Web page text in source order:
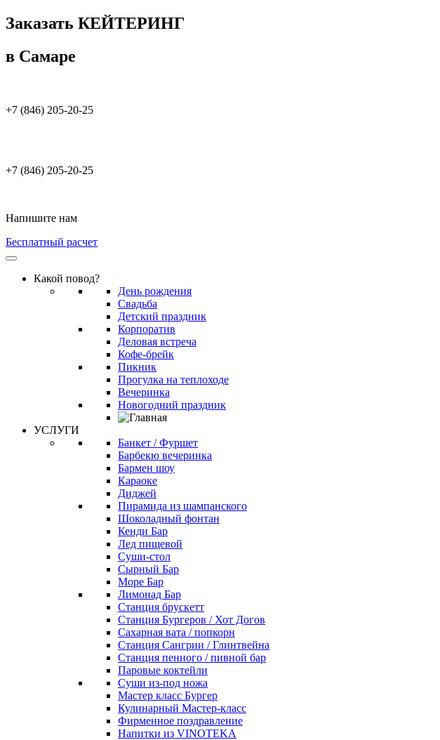
Заказать КЕЙТЕРИНГ
в Самаре
+7 (846) 205-20-25
+7 (846) 205-20-25
Напишите нам
Бесплатный расчет
Какой повод?
День рождения
Свадьба
Детский праздник
Корпоратив
Деловая встреча
Кофе-брейк
Пикник
Прогулка на теплоходе
Вечеринка
Новогодний праздник
УСЛУГИ
Банкет / Фуршет
Барбекю вечеринка
Бармен шоу
Караоке
Диджей
Пирамида из шампанского
Шоколадный фонтан
Кенди Бар
Лед пищевой
Суши-стол
Сырный Бар
Море Бар
Лимонад Бар
Станция брускетт
Станция Бургеров / Хот Догов
Сахарная вата / попкорн
Станция Сангрии / Глинтвейна
Станция пенного / пивной бар
Паровые коктейли
Суши из-под ножа
Мастер класс Бургер
Кулинарный Мастер-класс
Фирменное поздравление
Напитки из VINOTEKA